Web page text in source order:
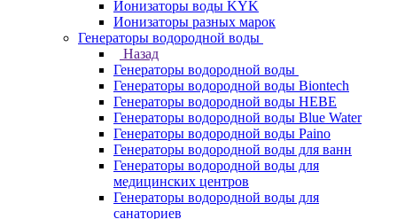
Ионизаторы воды KYK
Ионизаторы разных марок
Генераторы водородной воды
Назад
Генераторы водородной воды
Генераторы водородной воды Biontech
Генераторы водородной воды HEBE
Генераторы водородной воды Blue Water
Генераторы водородной воды Paino
Генераторы водородной воды для ванн
Генераторы водородной воды для
медицинских центров
Генераторы водородной воды для
санаториев